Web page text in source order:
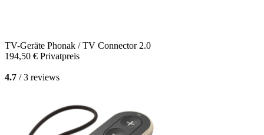
TV-Geräte Phonak / TV Connector 2.0
194,50 € Privatpreis
4.7 / 3 reviews